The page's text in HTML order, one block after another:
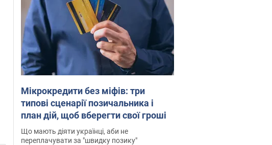
Мікрокредити без міфів: три
типові сценарії позичальника і
план дій, щоб вберегти свої гроші
Що мають діяти українці, аби не
переплачувати за "швидку позику"